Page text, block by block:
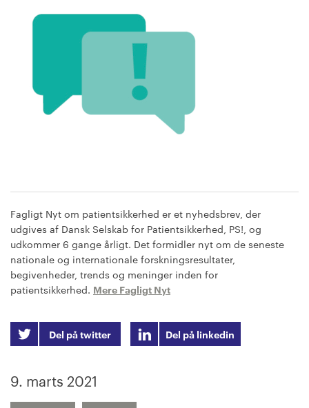
Fagligt Nyt om patientsikkerhed er et nyhedsbrev, der
udgives af Dansk Selskab for Patientsikkerhed, PS!, og
udkommer 6 gange årligt. Det formidler nyt om de seneste
nationale og internationale forskningsresultater,
begivenheder, trends og meninger inden for
patientsikkerhed. Mere Fagligt Nyt
Del på twitter Del på linkedin
9. marts 2021